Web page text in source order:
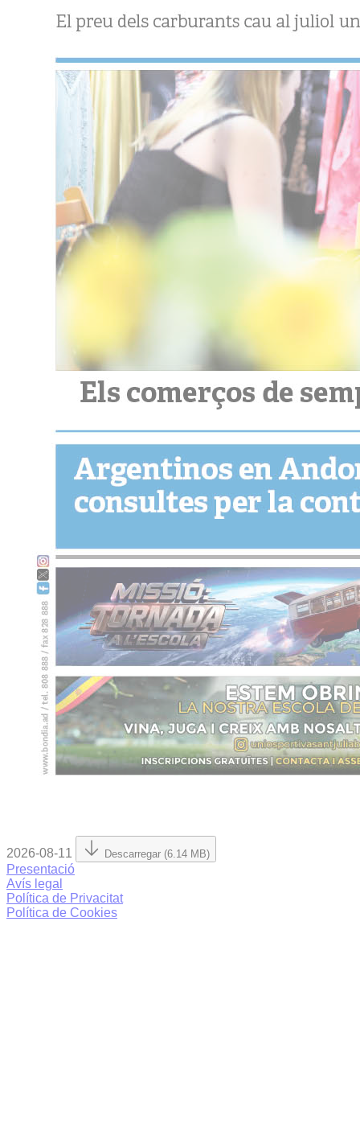
2026-08-11 Descarregar (6.14 MB)
Presentació
Avís legal
Política de Privacitat
Política de Cookies